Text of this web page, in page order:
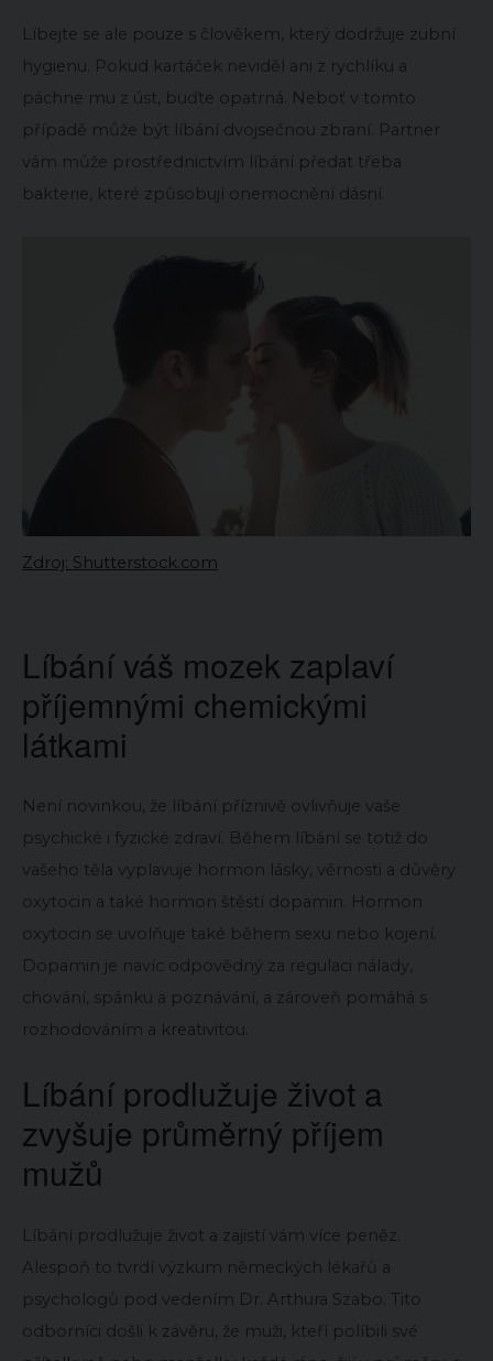
Líbejte se ale pouze s člověkem, který dodržuje zubní
hygienu. Pokud kartáček neviděl ani z rychlíku a
páchne mu z úst, buďte opatrná. Neboť v tomto
případě může být líbání dvojsečnou zbraní. Partner
vám může prostřednictvím líbání předat třeba
bakterie, které způsobují onemocnění dásní.
Zdroj: Shutterstock.com
Líbání váš mozek zaplaví
příjemnými chemickými
látkami
Není novinkou, že líbání příznivě ovlivňuje vaše
psychické i fyzické zdraví. Během líbání se totiž do
vašeho těla vyplavuje hormon lásky, věrnosti a důvěry
oxytocin a také hormon štěstí dopamin. Hormon
oxytocin se uvolňuje také během sexu nebo kojení.
Dopamin je navíc odpovědný za regulaci nálady,
chování, spánku a poznávání, a zároveň pomáhá s
rozhodováním a kreativitou.
Líbání prodlužuje život a
zvyšuje průměrný příjem
mužů
Líbání prodlužuje život a zajistí vám více peněz.
Alespoň to tvrdí výzkum německých lékařů a
psychologů pod vedením Dr. Arthura Szabo. Tito
odborníci došli k závěru, že muži, kteří políbili své